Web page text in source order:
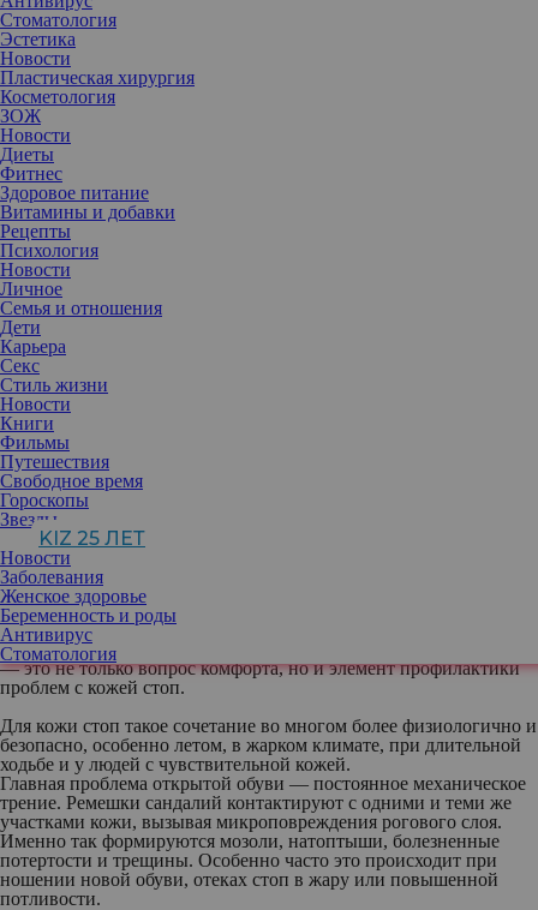
Стоматология
Эстетика
Новости
Пластическая хирургия
Косметология
ЗОЖ
Новости
Диеты
Фитнес
Здоровое питание
Витамины и добавки
Рецепты
Психология
Новости
Личное
Семья и отношения
Дети
Карьера
Секс
Стиль жизни
Новости
Книги
Фильмы
Путешествия
Свободное время
Гороскопы
Звезды
KIZ 25 ЛЕТ
Новости
Заболевания
Женское здоровье
Беременность и роды
Антивирус
Стоматология
В общественном сознании устойчиво закрепилось мнение о
сочетании носков и открытой обуви как о признаке дурного
вкуса или, в лучшем случае, вынужденной мере. Однако
дерматологи советуют пересмотреть этот стереотип.
— это не только вопрос комфорта, но и элемент профилактики
проблем с кожей стоп.
Для кожи стоп такое сочетание во многом более физиологично и
безопасно, особенно летом, в жарком климате, при длительной
ходьбе и у людей с чувствительной кожей.
Главная проблема открытой обуви — постоянное механическое
трение. Ремешки сандалий контактируют с одними и теми же
участками кожи, вызывая микроповреждения рогового слоя.
Именно так формируются мозоли, натоптыши, болезненные
потертости и трещины. Особенно часто это происходит при
ношении новой обуви, отеках стоп в жару или повышенной
потливости.